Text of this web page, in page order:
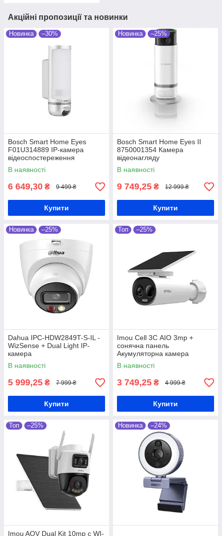
Акційні пропозиції та новинки
Новинка –30%
Bosch Smart Home Eyes
F01U314889 IP-камера
відеоспостереження
В наявності
6 649,30 ₴ 9 499 ₴
Купити
Новинка –25%
Bosch Smart Home Eyes II
8750001354 Камера
відеонагляду
В наявності
9 749,25 ₴ 12 999 ₴
Купити
Новинка –25%
Dahua IPC-HDW2849T-S-IL -
WizSense + Dual Light IP-
камера
В наявності
5 999,25 ₴ 7 999 ₴
Купити
Топ –25%
Imou Cell 3С AIO 3mp +
сонячна панель
Акумуляторна камера
В наявності
3 749,25 ₴ 4 999 ₴
Купити
Топ –25%
Imou AOV Dual Kit 10mp с WI-
Новинка –24%